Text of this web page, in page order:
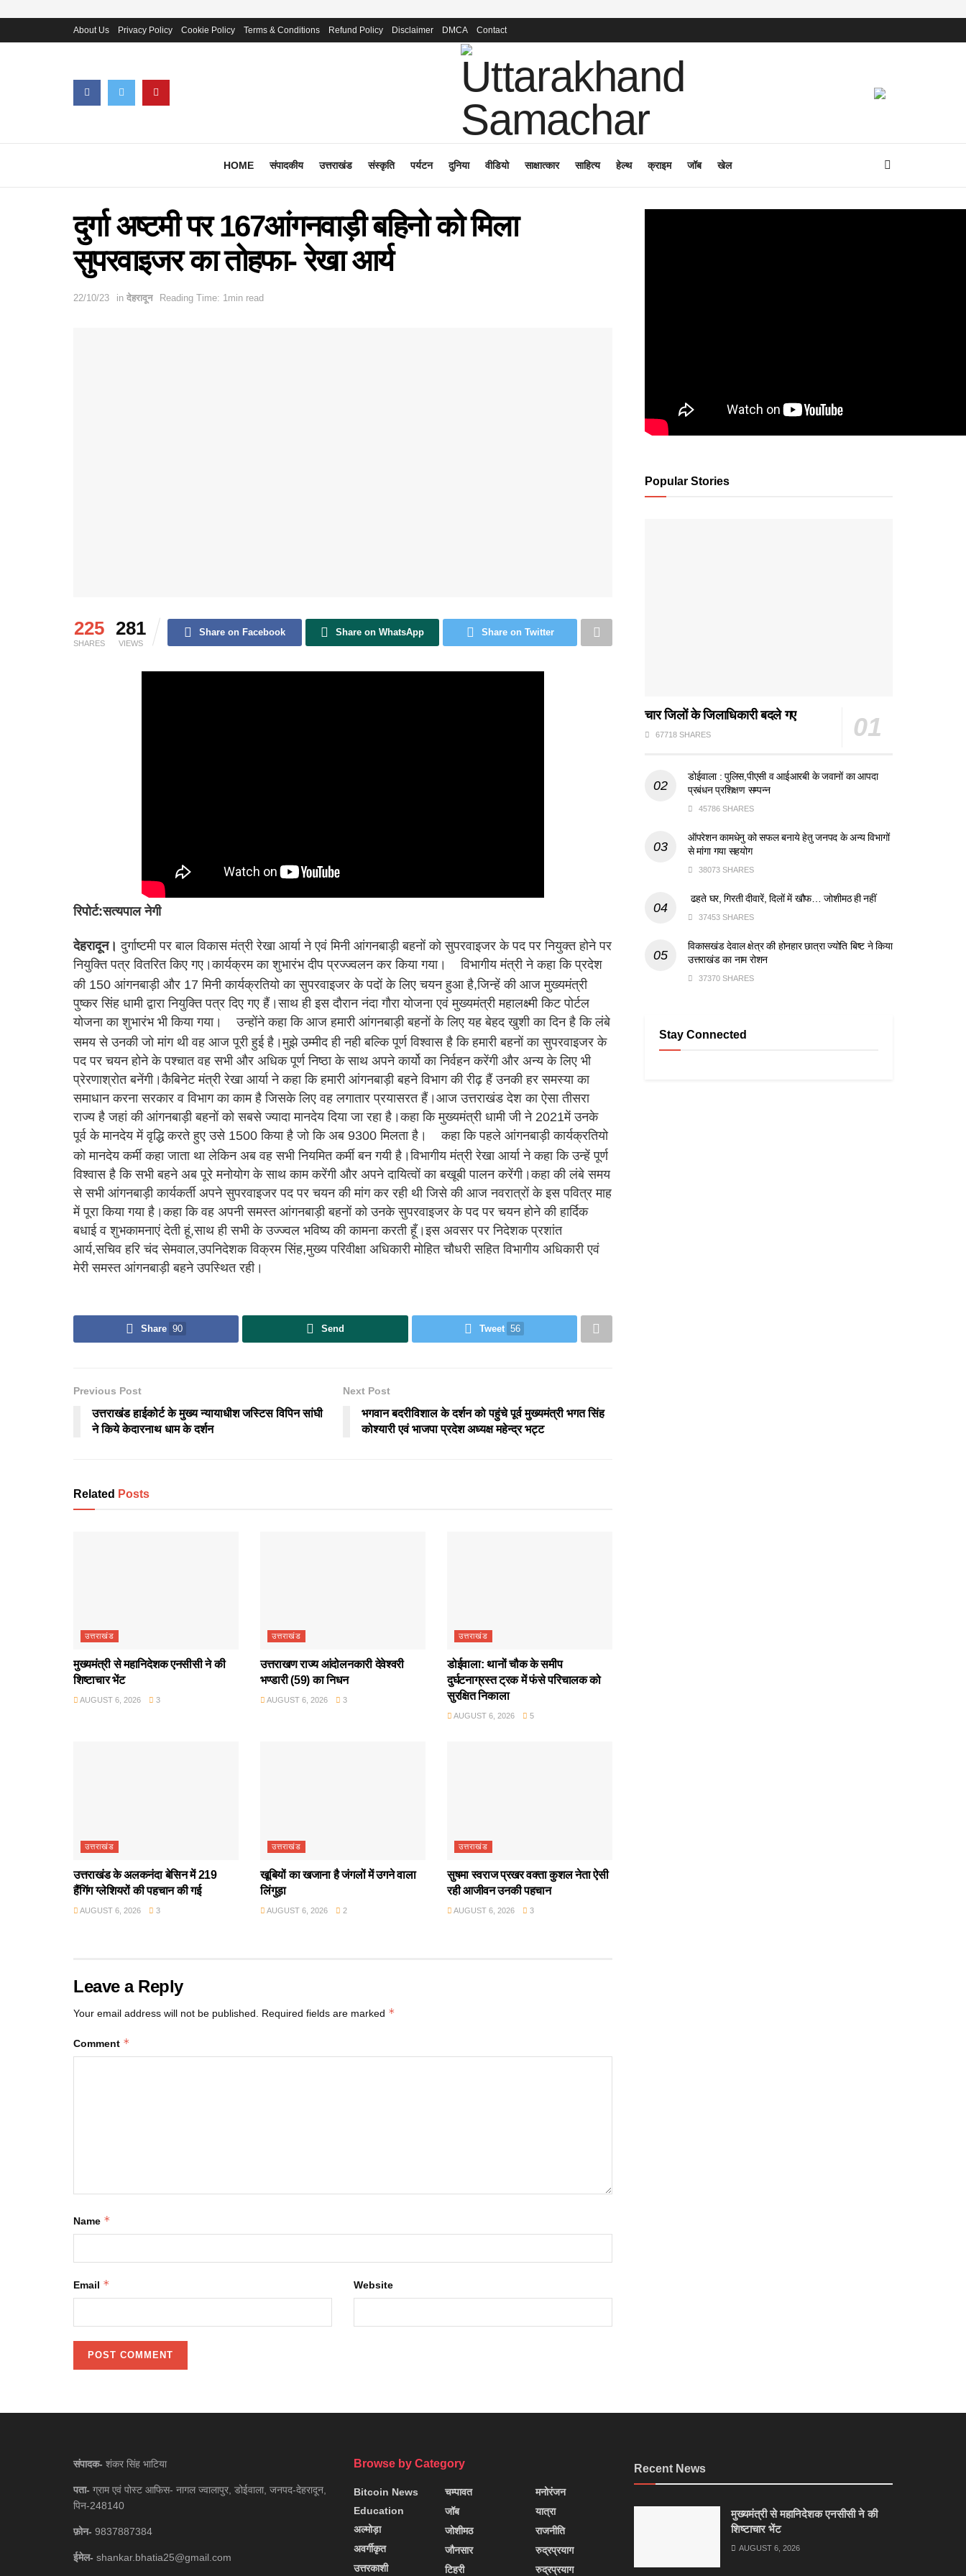
About Us Privacy Policy Cookie Policy Terms & Conditions Refund Policy Disclaimer DMCA Contact
HOME संपादकीय उत्तराखंड संस्कृति पर्यटन दुनिया वीडियो साक्षात्कार साहित्य हेल्थ क्राइम जॉब खेल
दुर्गा अष्टमी पर 167आंगनवाड़ी बहिनो को मिला
सुपरवाइजर का तोहफा- रेखा आर्य
22/10/23 in देहरादून Reading Time: 1min read
225
SHARES
281
VIEWS
Share on Facebook Share on WhatsApp Share on Twitter
रिपोर्ट:सत्यपाल नेगी
देहरादून। दुर्गाष्टमी पर बाल विकास मंत्री रेखा आर्या ने एवं मिनी आंगनबाड़ी बहनों को सुपरवाइजर के पद पर नियुक्त होने पर
नियुक्ति पत्र वितरित किए गए।कार्यक्रम का शुभारंभ दीप प्रज्ज्वलन कर किया गया।
विभागीय मंत्री ने कहा कि प्रदेश
की 150 आंगनबाड़ी और 17 मिनी कार्यक्रतियो का सुपरवाइजर के पदों के लिए चयन हुआ है,जिन्हें की आज मुख्यमंत्री
पुष्कर सिंह धामी द्वारा नियुक्ति पत्र दिए गए हैं।साथ ही इस दौरान नंदा गौरा योजना एवं मुख्यमंत्री महालक्ष्मी किट पोर्टल
योजना का शुभारंभ भी किया गया।
उन्होंने कहा कि आज हमारी आंगनबाड़ी बहनों के लिए यह बेहद खुशी का दिन है कि लंबे
समय से उनकी जो मांग थी वह आज पूरी हुई है।मुझे उम्मीद ही नही बल्कि पूर्ण विश्वास है कि हमारी बहनों का सुपरवाइजर के
पद पर चयन होने के पश्चात वह सभी और अधिक पूर्ण निष्ठा के साथ अपने कार्यो का निर्वहन करेंगी और अन्य के लिए भी
प्रेरणाश्रोत बनेंगी।कैबिनेट मंत्री रेखा आर्या ने कहा कि हमारी आंगनबाड़ी बहने विभाग की रीढ़ हैं उनकी हर समस्या का
समाधान करना सरकार व विभाग का काम है जिसके लिए वह लगातार प्रयासरत हैं।आज उत्तराखंड देश का ऐसा तीसरा
राज्य है जहां की आंगनबाड़ी बहनों को सबसे ज्यादा मानदेय दिया जा रहा है।कहा कि मुख्यमंत्री धामी जी ने 2021में उनके
पूर्व के मानदेय में वृद्धि करते हुए उसे 1500 किया है जो कि अब 9300 मिलता है।
कहा कि पहले आंगनबाड़ी कार्यक्रतियो
को मानदेय कर्मी कहा जाता था लेकिन अब वह सभी नियमित कर्मी बन गयी है।विभागीय मंत्री रेखा आर्या ने कहा कि उन्हें पूर्ण
विश्वास है कि सभी बहने अब पूरे मनोयोग के साथ काम करेंगी और अपने दायित्वों का बखूबी पालन करेंगी।कहा की लंबे समय
से सभी आंगनबाड़ी कार्यकर्ती अपने सुपरवाइजर पद पर चयन की मांग कर रही थी जिसे की आज नवरात्रों के इस पवित्र माह
में पूरा किया गया है।कहा कि वह अपनी समस्त आंगनबाड़ी बहनों को उनके सुपरवाइजर के पद पर चयन होने की हार्दिक
बधाई व शुभकामनाएं देती हूं,साथ ही सभी के उज्ज्वल भविष्य की कामना करती हूँ।इस अवसर पर निदेशक प्रशांत
आर्य,सचिव हरि चंद सेमवाल,उपनिदेशक विक्रम सिंह,मुख्य परिवीक्षा अधिकारी मोहित चौधरी सहित विभागीय अधिकारी एवं
मेरी समस्त आंगनबाड़ी बहने उपस्थित रही।
Share 90 Send Tweet 56
Previous Post
उत्तराखंड हाईकोर्ट के मुख्य न्यायाधीश जस्टिस विपिन सांघी
ने किये केदारनाथ धाम के दर्शन
Next Post
भगवान बदरीविशाल के दर्शन को पहुंचे पूर्व मुख्यमंत्री भगत सिंह
कोश्यारी एवं भाजपा प्रदेश अध्यक्ष महेन्द्र भट्ट
Related Posts
उत्तराखंड
मुख्यमंत्री से महानिदेशक एनसीसी ने की
शिष्टाचार भेंट
AUGUST 6, 2026 3
उत्तराखंड
उत्तराखण राज्य आंदोलनकारी देवेश्वरी
भण्डारी (59) का निधन
AUGUST 6, 2026 3
उत्तराखंड
डोईवाला: थानों चौक के समीप
दुर्घटनाग्रस्त ट्रक में फंसे परिचालक को
सुरक्षित निकाला
AUGUST 6, 2026 5
उत्तराखंड
उत्तराखंड के अलकनंदा बेसिन में 219
हैंगिंग ग्लेशियरों की पहचान की गई
AUGUST 6, 2026 3
उत्तराखंड
खूबियों का खजाना है जंगलों में उगने वाला
लिंगुड़ा
AUGUST 6, 2026 2
उत्तराखंड
सुषमा स्वराज प्रखर वक्ता कुशल नेता ऐसी
रही आजीवन उनकी पहचान
AUGUST 6, 2026 3
Leave a Reply
Your email address will not be published. Required fields are marked *
Comment *
Name *
Email * Website
Popular Stories
चार जिलों के जिलाधिकारी बदले गए
67718 SHARES
डोईवाला : पुलिस,पीएसी व आईआरबी के जवानों का आपदा
प्रबंधन प्रशिक्षण सम्पन्न
45786 SHARES
ऑपरेशन कामधेनु को सफल बनाये हेतु जनपद के अन्य विभागों
से मांगा गया सहयोग
38073 SHARES
ढहते घर, गिरती दीवारें, दिलों में खौफ… जोशीमठ ही नहीं
37453 SHARES
विकासखंड देवाल क्षेत्र की होनहार छात्रा ज्योति बिष्ट ने किया
उत्तराखंड का नाम रोशन
37370 SHARES
Stay Connected
संपादक- शंकर सिंह भाटिया
पता- ग्राम एवं पोस्ट आफिस- नागल ज्वालापुर, डोईवाला, जनपद-देहरादून,
पिन-248140
फ़ोन- 9837887384
ईमेल- shankar.bhatia25@gmail.com
Browse by Category
Bitcoin News
Education
अल्मोड़ा
अवर्गीकृत
उत्तरकाशी
चम्पावत
जॉब
जोशीमठ
जौनसार
टिहरी
मनोरंजन
यात्रा
राजनीति
रुद्रप्रयाग
रुद्रप्रयाग
Recent News
मुख्यमंत्री से महानिदेशक एनसीसी ने की
शिष्टाचार भेंट
AUGUST 6, 2026